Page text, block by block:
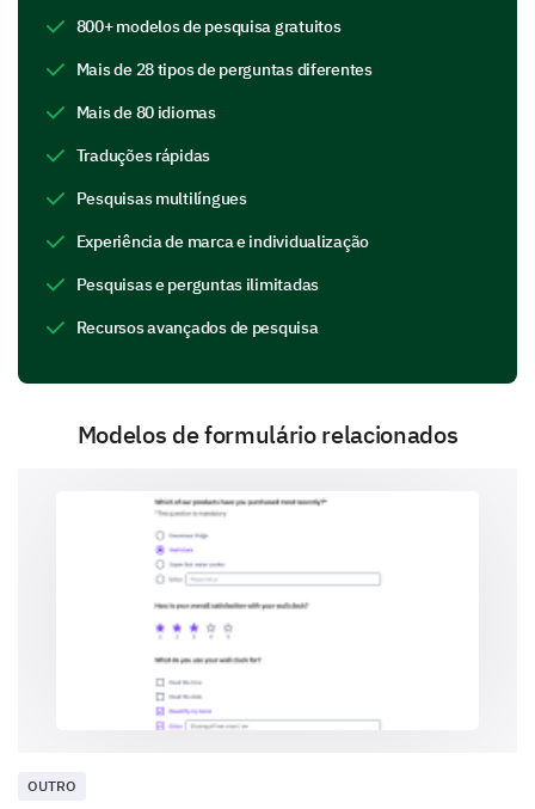
Resolução de problemas
Áreas de Melhoria e Metas Futuras
desenvolvimento pessoal futuro.
Em suas próprias palavras, quais áreas da sua
vida você acha que precisam de melhoria?
Quais das seguintes áreas de desenvolvimento
pessoal você tem interesse em explorar mais?
forneça uma breve razão para isso.
800+ modelos de pesquisa gratuitos
Mais de 28 tipos de perguntas diferentes
Mais de 80 idiomas
Traduções rápidas
Pesquisas multilíngues
Experiência de marca e individualização
Pesquisas e perguntas ilimitadas
Recursos avançados de pesquisa
Modelos de formulário relacionados
OUTRO